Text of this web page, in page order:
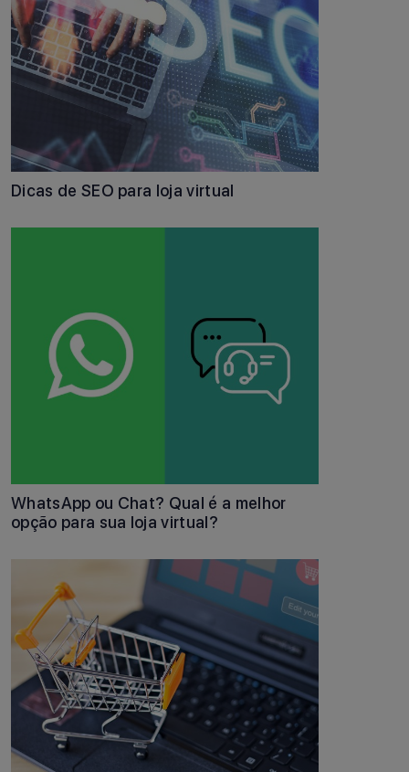
Dicas de SEO para loja virtual
WhatsApp ou Chat? Qual é a melhor
opção para sua loja virtual?